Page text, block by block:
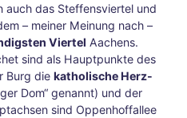
das Steffensviertel und
– meiner Meinung nach –
Viertel Aachens.
sind als Hauptpunkte des
Burg die katholische Herz-
Dom“ genannt) und der
sind Oppenhoffallee